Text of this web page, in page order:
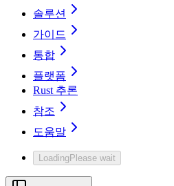
솔루션
가이드
통합
플랫폼
Rust 추론
참조
도움말
LoadingPlease wait